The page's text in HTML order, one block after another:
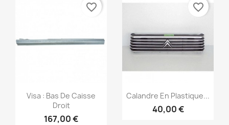
Aperçu rapide
Visa : Bas De Caisse
Droit
167,00 €
favorite_border
Aperçu rapide
Calandre En Plastique...
40,00 €
favorite_border
Créer une liste d'envies